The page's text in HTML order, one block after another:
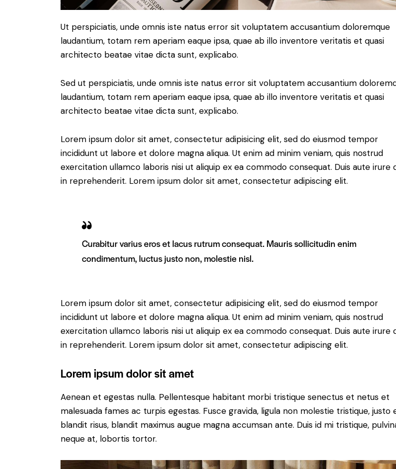
Ut perspiciatis, unde omnis iste natus error sit voluptatem accusantium doloremque
laudantium, totam rem aperiam eaque ipsa, quae ab illo inventore veritatis et quasi
architecto beatae vitae dicta sunt, explicabo.
Sed ut perspiciatis, unde omnis iste natus error sit voluptatem accusantium
laudantium, totam rem aperiam eaque ipsa, quae ab illo inventore veritatis et quasi
architecto beatae vitae dicta sunt, explicabo.
Lorem ipsum dolor sit amet, consectetur adipisicing elit, sed do eiusmod tempor
incididunt ut labore et dolore magna aliqua. Ut enim ad minim veniam, quis nostrud
exercitation ullamco laboris nisi ut aliquip ex ea commodo consequat. Duis aute irure
in reprehenderit. Lorem ipsum dolor sit amet, consectetur adipiscing elit.
Curabitur varius eros et lacus rutrum consequat. Mauris sollicitudin enim
condimentum, luctus justo non, molestie nisl.
Lorem ipsum dolor sit amet, consectetur adipisicing elit, sed do eiusmod tempor
incididunt ut labore et dolore magna aliqua. Ut enim ad minim veniam, quis nostrud
exercitation ullamco laboris nisi ut aliquip ex ea commodo consequat. Duis aute irure
in reprehenderit. Lorem ipsum dolor sit amet, consectetur adipiscing elit.
Lorem ipsum dolor sit amet
Aenean et egestas nulla. Pellentesque habitant morbi tristique senectus et netus et
malesuada fames ac turpis egestas. Fusce gravida, ligula non molestie tristique, justo
blandit risus, blandit maximus augue magna accumsan ante. Duis id mi tristique,
neque at, lobortis tortor.